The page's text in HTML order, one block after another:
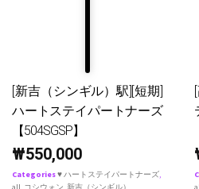
[新吉（シンギル）駅][短期]
ハートステイパートナーズ
【504SGSP】
₩550,000
Categories♥ ハートステイパートナーズ,